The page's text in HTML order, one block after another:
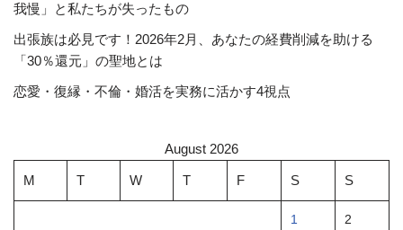
我慢」と私たちが失ったもの
出張族は必見です！2026年2月、あなたの経費削減を助ける
「30％還元」の聖地とは
恋愛・復縁・不倫・婚活を実務に活かす4視点
August 2026
M T W T F S S
1 2